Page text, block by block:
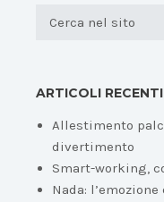
ARTICOLI RECENTI
Allestimento
divertimento
Smart-working,
Nada: